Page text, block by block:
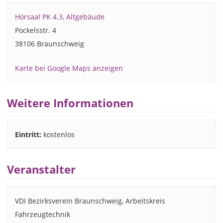
Hörsaal PK 4.3, Altgebäude
Pockelsstr. 4
38106 Braunschweig
Karte bei Google Maps anzeigen
Weitere Informationen
Eintritt: kostenlos
Veranstalter
VDI Bezirksverein Braunschweig, Arbeitskreis
Fahrzeugtechnik